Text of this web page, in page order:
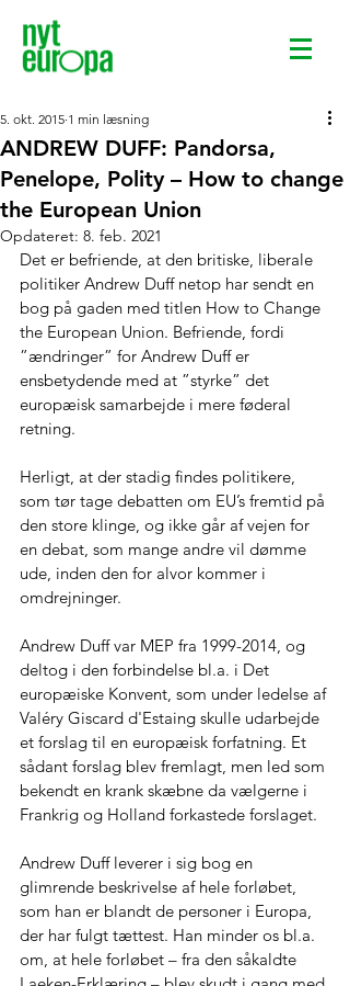
ANDREW DUFF: Pandorsa,
Penelope, Polity – How to change
the European Union
5. okt. 2015 1 min læsning
Opdateret: 8. feb. 2021
Det er befriende, at den britiske, liberale
politiker Andrew Duff netop har sendt en
bog på gaden med titlen How to Change
the European Union. Befriende, fordi
”ændringer” for Andrew Duff er
ensbetydende med at ”styrke” det
europæisk samarbejde i mere føderal
retning.
Herligt, at der stadig findes politikere,
som tør tage debatten om EU’s fremtid på
den store klinge, og ikke går af vejen for
en debat, som mange andre vil dømme
ude, inden den for alvor kommer i
omdrejninger.
Andrew Duff var MEP fra 1999-2014, og
deltog i den forbindelse bl.a. i Det
europæiske Konvent, som under ledelse af
Valéry Giscard d'Estaing skulle udarbejde
et forslag til en europæisk forfatning. Et
sådant forslag blev fremlagt, men led som
bekendt en krank skæbne da vælgerne i
Frankrig og Holland forkastede forslaget.
Andrew Duff leverer i sig bog en
glimrende beskrivelse af hele forløbet,
som han er blandt de personer i Europa,
der har fulgt tættest. Han minder os bl.a.
om, at hele forløbet – fra den såkaldte